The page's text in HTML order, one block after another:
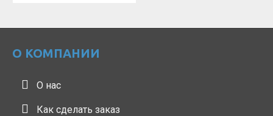
О КОМПАНИИ
О нас
Как сделать заказ